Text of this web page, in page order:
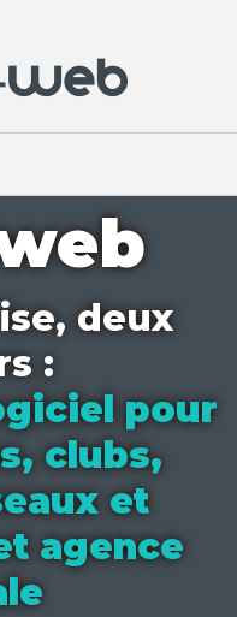
deux
:
pour
clubs,
et
agence